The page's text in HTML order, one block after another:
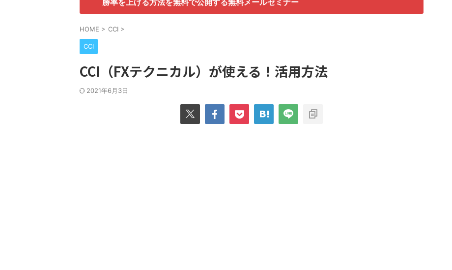
勝率を上げる方法を無料で公開する無料メールセミナー
HOME > CCI >
CCI
CCI（FXテクニカル）が使える！活用方法
2021年6月3日